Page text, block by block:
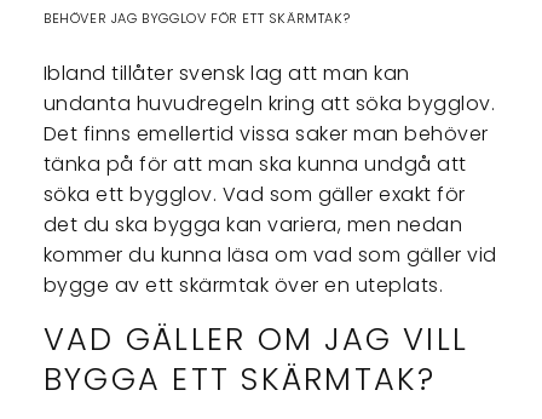
BEHÖVER JAG BYGGLOV FÖR ETT SKÄRMTAK?
Ibland tillåter svensk lag att man kan
undanta huvudregeln kring att söka bygglov.
Det finns emellertid vissa saker man behöver
tänka på för att man ska kunna undgå att
söka ett bygglov. Vad som gäller exakt för
det du ska bygga kan variera, men nedan
kommer du kunna läsa om vad som gäller vid
bygge av ett skärmtak över en uteplats.
VAD GÄLLER OM JAG VILL
BYGGA ETT SKÄRMTAK?